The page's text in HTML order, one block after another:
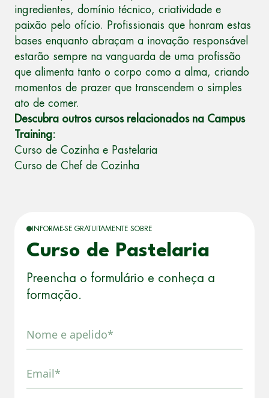
ingredientes, domínio técnico, criatividade e
paixão pelo ofício. Profissionais que honram estas
bases enquanto abraçam a inovação responsável
estarão sempre na vanguarda de uma profissão
que alimenta tanto o corpo como a alma, criando
momentos de prazer que transcendem o simples
ato de comer.
Descubra outros cursos relacionados na Campus
Training:
Curso de Cozinha e Pastelaria
Curso de Chef de Cozinha
INFORME-SE GRATUITAMENTE SOBRE
Curso de Pastelaria
Preencha o formulário e conheça a
formação.
Nome e apelido*
Email*